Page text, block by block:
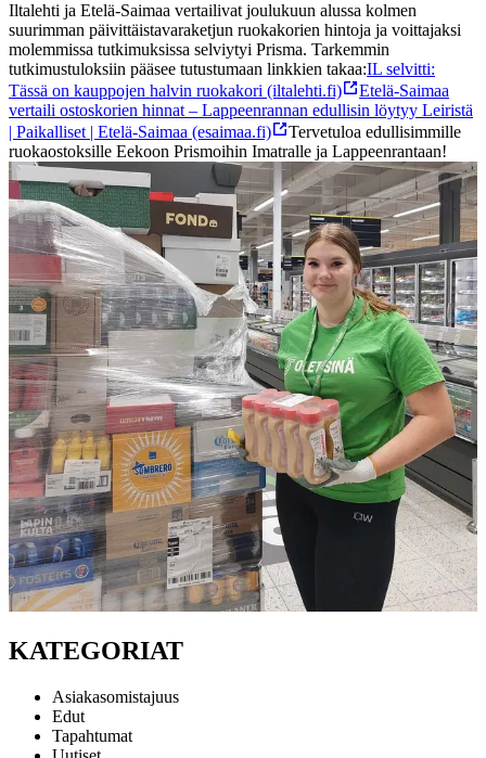
Iltalehti ja Etelä-Saimaa vertailivat joulukuun alussa kolmen
suurimman päivittäistavaraketjun ruokakorien hintoja ja voittajaksi
molemmissa tutkimuksissa selviytyi Prisma. Tarkemmin
tutkimustuloksiin pääsee tutustumaan linkkien takaa:IL selvitti:
Tässä on kauppojen halvin ruokakori (iltalehti.fi)
Etelä-Saimaa
vertaili ostoskorien hinnat – Lappeenrannan edullisin löytyy Leiristä
| Paikalliset | Etelä-Saimaa (esaimaa.fi)
Tervetuloa edullisimmille
ruokaostoksille Eekoon Prismoihin Imatralle ja Lappeenrantaan!
KATEGORIAT
Asiakasomistajuus
Edut
Tapahtumat